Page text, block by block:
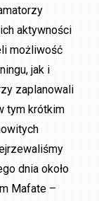
aktywności
możliwość
jak i
zaplanowali
tym krótkim
dnia około
Mafate –